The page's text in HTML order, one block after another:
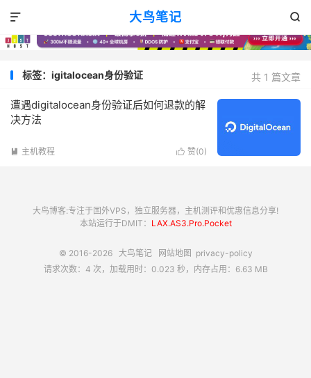
大鸟笔记 

共 1 篇文章
标签：igitalocean身份验证
遭遇digitalocean身份验证后如何退款的解
决方法
 赞(0)
 主机教程
大鸟博客:专注于国外VPS，独立服务器，主机测评和优惠信息分享!
本站运行于DMIT： LAX.AS3.Pro.Pocket
© 2016-2026 大鸟笔记 网站地图 privacy-policy
请求次数：4 次，加载用时：0.023 秒，内存占用：6.63 MB